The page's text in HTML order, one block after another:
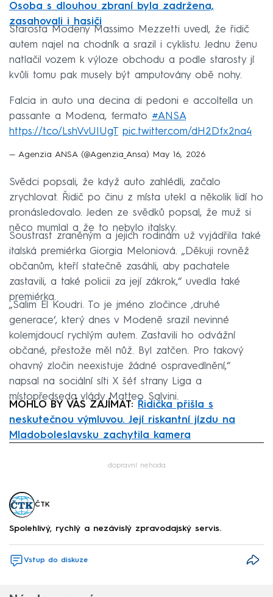
Osoba s dlouhou zbraní byla zadržena,
zasahovali i hasiči
Starosta Modeny Massimo Mezzetti uvedl, že řidič
autem najel na chodník a srazil i cyklistu. Jednu ženu
natlačil vozem k výloze obchodu a podle starosty jí
kvůli tomu pak musely být amputovány obě nohy.
Falcia in auto una decina di pedoni e accoltella un
passante a Modena, fermato #ANSA
https://t.co/LshVvUIUgT pic.twitter.com/dH2Dfx2na4
— Agenzia ANSA (@Agenzia_Ansa) May 16, 2026
Svědci popsali, že když auto zahlédli, začalo
zrychlovat. Řidič po činu z místa utekl a několik lidí ho
pronásledovalo. Jeden ze svědků popsal, že muž si
něco mumlal a že to nebylo italsky.
Soustrast zraněným a jejich rodinám už vyjádřila také
italská premiérka Giorgia Meloniová. „Děkuji rovněž
občanům, kteří statečně zasáhli, aby pachatele
zastavili, a také policii za její zákrok,“ uvedla také
premiérka.
„Salim El Koudri. To je jméno zločince ‚druhé
generace‘, který dnes v Modeně srazil nevinné
kolemjdoucí rychlým autem. Zastavili ho odvážní
občané, přestože měl nůž. Byl zatčen. Pro takový
ohavný zločin neexistuje žádné ospravedlnění,“
napsal na sociální síti X šéf strany Liga a
místopředseda vlády Matteo Salvini.
MOHLO BY VÁS ZAJÍMAT: Řidička přišla s
neskutečnou výmluvou. Její riskantní jízdu na
Mladoboleslavsku zachytila kamera
dopravní nehoda
ČTK
Spolehlivý, rychlý a nezávislý zpravodajský servis.
Vstup do diskuze